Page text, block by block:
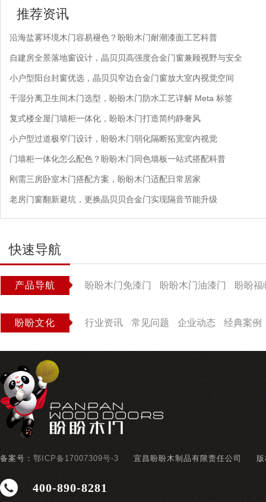
推荐资讯
沿海盐雾环境木门容易褪色？盼盼木门耐潮漆面工艺科普
自建房全景落地窗设计，晶贝贝高强度合金门窗兼顾视野与安全
小户型阳台封窗优选，晶贝贝窄边合金门窗放大室内视觉空间
干湿分离卫生间木门选型，盼盼木门防水工艺详解 Meta 标签
复式楼全屋门墙柜一体化，盼盼木门打造简约静奢风
小户型过道极窄门设计，盼盼木门弱化隔断拓宽室内视觉
门墙柜一体化怎么配色？盼盼木门同色墙板一站式搭配科普
刚需三房卧室木门搭配方案，盼盼木门适配日常居家
老房门窗翻新避坑，更换晶贝贝合金门实现隔音节能升级
快速导航
产品导航 盼盼木门免漆门 盼盼木门油漆门 盼盼福
盼盼文化 行业资讯 常见问题 企业动态 经典案例
备案号： 鄂ICP备17007309号-3 宜昌盼盼木制品有限责任公司
400-890-8281